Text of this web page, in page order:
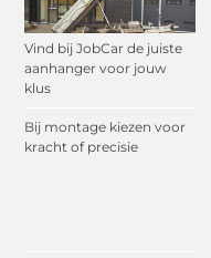
Vind bij JobCar de juiste
aanhanger voor jouw
klus
Bij montage kiezen voor
kracht of precisie